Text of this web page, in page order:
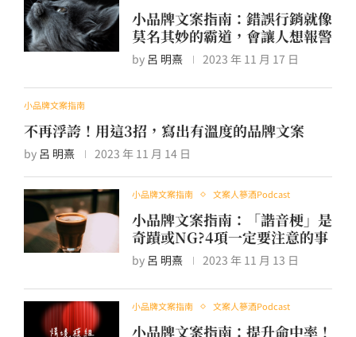
小品牌文案指南：錯誤行銷就像
莫名其妙的霸道，會讓人想報警
by 呂 明熹 2023 年 11 月 17 日
小品牌文案指南
不再浮誇！用這3招，寫出有溫度的品牌文案
by 呂 明熹 2023 年 11 月 14 日
小品牌文案指南 文案人篸酒Podcast
小品牌文案指南：「諧音梗」是
奇蹟或NG?4項一定要注意的事
by 呂 明熹 2023 年 11 月 13 日
小品牌文案指南 文案人篸酒Podcast
小品牌文案指南：提升命中率！